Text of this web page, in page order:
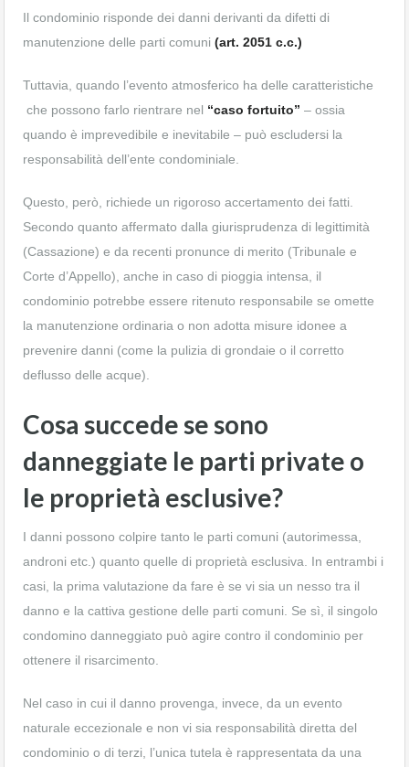
Il condominio risponde dei danni derivanti da difetti di
manutenzione delle parti comuni (art. 2051 c.c.)
Tuttavia, quando l’evento atmosferico ha delle caratteristiche
che possono farlo rientrare nel “caso fortuito” – ossia
quando è imprevedibile e inevitabile – può escludersi la
responsabilità dell’ente condominiale.
Questo, però, richiede un rigoroso accertamento dei fatti.
Secondo quanto affermato dalla giurisprudenza di legittimità
(Cassazione) e da recenti pronunce di merito (Tribunale e
Corte d’Appello), anche in caso di pioggia intensa, il
condominio potrebbe essere ritenuto responsabile se omette
la manutenzione ordinaria o non adotta misure idonee a
prevenire danni (come la pulizia di grondaie o il corretto
deflusso delle acque).
Cosa succede se sono
danneggiate le parti private o
le proprietà esclusive?
I danni possono colpire tanto le parti comuni (autorimessa,
androni etc.) quanto quelle di proprietà esclusiva. In entrambi i
casi, la prima valutazione da fare è se vi sia un nesso tra il
danno e la cattiva gestione delle parti comuni. Se sì, il singolo
condomino danneggiato può agire contro il condominio per
ottenere il risarcimento.
Nel caso in cui il danno provenga, invece, da un evento
naturale eccezionale e non vi sia responsabilità diretta del
condominio o di terzi, l’unica tutela è rappresentata da una